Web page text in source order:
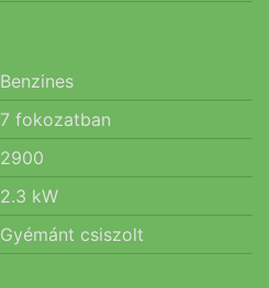
Benzines
7 fokozatban
2900
2.3 kW
Gyémánt csiszolt